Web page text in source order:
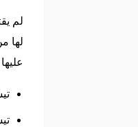
لم